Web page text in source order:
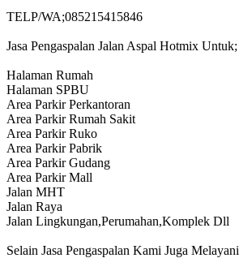
TELP/WA;085215415846
Jasa Pengaspalan Jalan Aspal Hotmix Untuk;
Halaman Rumah
Halaman SPBU
Area Parkir Perkantoran
Area Parkir Rumah Sakit
Area Parkir Ruko
Area Parkir Pabrik
Area Parkir Gudang
Area Parkir Mall
Jalan MHT
Jalan Raya
Jalan Lingkungan,Perumahan,Komplek Dll
Selain Jasa Pengaspalan Kami Juga Melayani